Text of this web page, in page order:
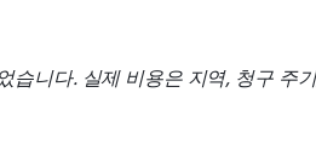
습니다. 실제 비용은 지역, 청구 주